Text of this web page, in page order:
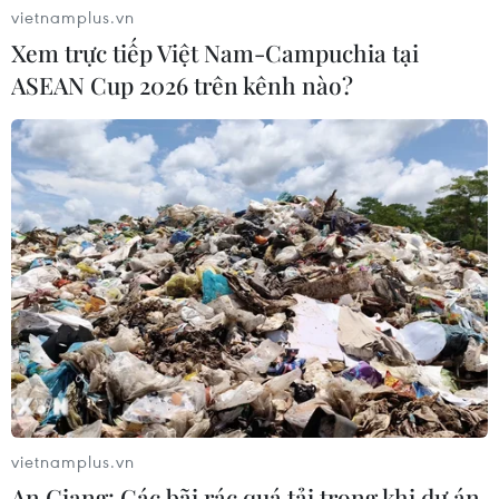
07/08/2026 08:52
Australia đề cao hợp tác với Việt Nam
vì hòa bình, ổn định và thịnh vượng
07/08/2026 07:09
Cựu Đại sứ Australia: Tầm nhìn hợp
tác mới cho quan hệ Việt Nam-
Australia
07/08/2026 05:00
Hãng hàng không Air Premia của
Hàn Quốc nối lại đường bay
vietnamplus.vn
Xem trực tiếp Việt Nam-Campuchia tại
ASEAN Cup 2026 trên kênh nào?
vietnamplus.vn